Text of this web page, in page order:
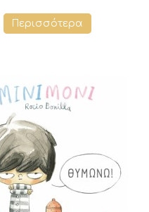
Περισσότερα